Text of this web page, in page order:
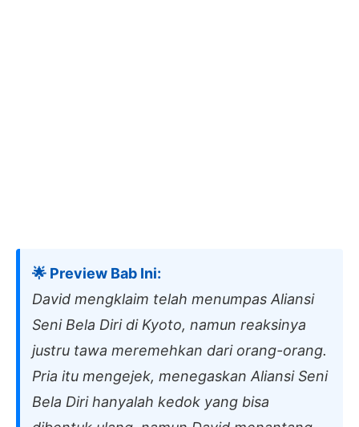
🌟 Preview Bab Ini:
David mengklaim telah menumpas Aliansi
Seni Bela Diri di Kyoto, namun reaksinya
justru tawa meremehkan dari orang-orang.
Pria itu mengejek, menegaskan Aliansi Seni
Bela Diri hanyalah kedok yang bisa